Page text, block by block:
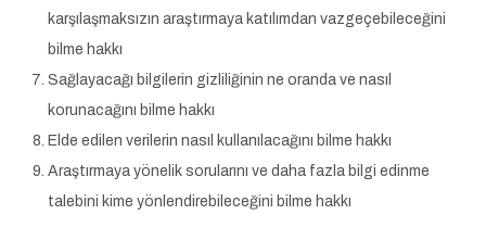
karşılaşmaksızın araştırmaya katılımdan vazgeçebileceğini
bilme hakkı
Sağlayacağı bilgilerin gizliliğinin ne oranda ve nasıl
korunacağını bilme hakkı
Elde edilen verilerin nasıl kullanılacağını bilme hakkı
Araştırmaya yönelik sorularını ve daha fazla bilgi edinme
talebini kime yönlendirebileceğini bilme hakkı